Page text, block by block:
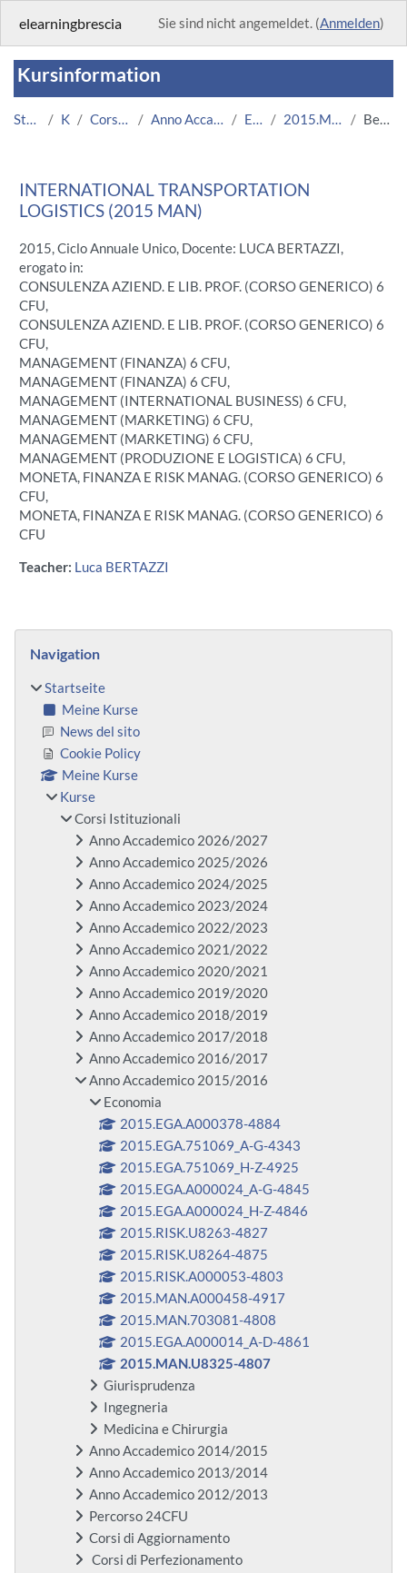
elearningbrescia Sie sind nicht angemeldet. (Anmelden)
Kursinformation
Startseite Kurse Corsi Istituzionali Anno Accademico 2015/2016 Economia 2015.MAN.U8325-4807 Beschreibung
INTERNATIONAL TRANSPORTATION
LOGISTICS (2015 MAN)
2015, Ciclo Annuale Unico, Docente: LUCA BERTAZZI,
erogato in:
CONSULENZA AZIEND. E LIB. PROF. (CORSO GENERICO) 6
CFU,
CONSULENZA AZIEND. E LIB. PROF. (CORSO GENERICO) 6
CFU,
MANAGEMENT (FINANZA) 6 CFU,
MANAGEMENT (FINANZA) 6 CFU,
MANAGEMENT (INTERNATIONAL BUSINESS) 6 CFU,
MANAGEMENT (MARKETING) 6 CFU,
MANAGEMENT (MARKETING) 6 CFU,
MANAGEMENT (PRODUZIONE E LOGISTICA) 6 CFU,
MONETA, FINANZA E RISK MANAG. (CORSO GENERICO) 6
CFU,
MONETA, FINANZA E RISK MANAG. (CORSO GENERICO) 6
CFU
Teacher: Luca BERTAZZI
Blöcke
Navigation
Startseite
Meine Kurse
News del sito
Cookie Policy
Meine Kurse
Kurse
Corsi Istituzionali
Anno Accademico 2026/2027
Anno Accademico 2025/2026
Anno Accademico 2024/2025
Anno Accademico 2023/2024
Anno Accademico 2022/2023
Anno Accademico 2021/2022
Anno Accademico 2020/2021
Anno Accademico 2019/2020
Anno Accademico 2018/2019
Anno Accademico 2017/2018
Anno Accademico 2016/2017
Anno Accademico 2015/2016
Economia
2015.EGA.A000378-4884
2015.EGA.751069_A-G-4343
2015.EGA.751069_H-Z-4925
2015.EGA.A000024_A-G-4845
2015.EGA.A000024_H-Z-4846
2015.RISK.U8263-4827
2015.RISK.U8264-4875
2015.RISK.A000053-4803
2015.MAN.A000458-4917
2015.MAN.703081-4808
2015.EGA.A000014_A-D-4861
2015.MAN.U8325-4807
Giurisprudenza
Ingegneria
Medicina e Chirurgia
Anno Accademico 2014/2015
Anno Accademico 2013/2014
Anno Accademico 2012/2013
Percorso 24CFU
Corsi di Aggiornamento
Corsi di Perfezionamento